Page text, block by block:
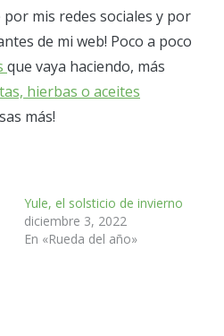
mis redes sociales y por
de mi web! Poco a poco
que vaya haciendo, más
hierbas o aceites
más!
Yule, el solsticio de invierno
diciembre 3, 2022
En «Rueda del año»